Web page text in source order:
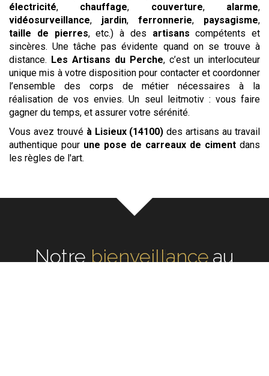
électricité, chauffage, couverture, alarme,
vidéosurveillance, jardin, ferronnerie, paysagisme,
taille de pierres, etc.) à des artisans compétents et
sincères. Une tâche pas évidente quand on se trouve à
distance. Les Artisans du Perche, c’est un interlocuteur
unique mis à votre disposition pour contacter et coordonner
l’ensemble des corps de métier nécessaires à la
réalisation de vos envies. Un seul leitmotiv : vous faire
gagner du temps, et assurer votre sérénité.
Vous avez trouvé à Lisieux (14100) des artisans au travail
authentique pour une pose de carreaux de ciment dans
les règles de l'art.
Notreécouteau cœur de